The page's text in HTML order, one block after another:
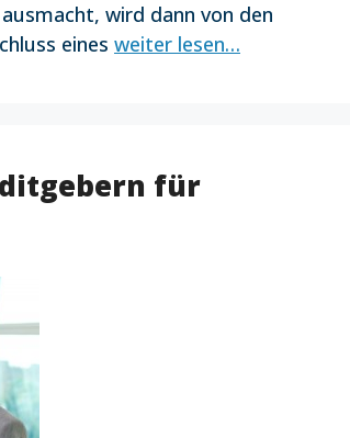
wird dann von den
eines weiter lesen…
für